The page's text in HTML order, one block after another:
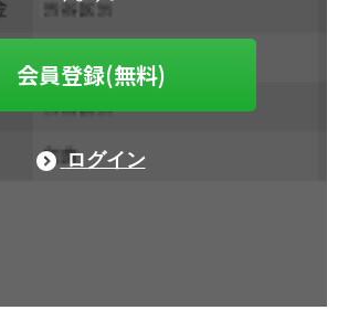
会員登録(無料)
ログイン